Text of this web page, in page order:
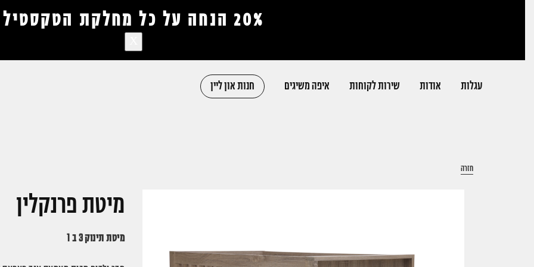
20% הנחה על כל מחלקת הטקסטיל
עגלות אודות שירות לקוחות איפה משיגים חנות און ליין
חזרה
מיטת פרנקלין
מיטת תינוק 3 ב 1